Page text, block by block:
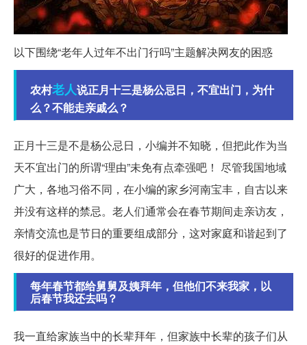
以下围绕“老年人过年不出门行吗”主题解决网友的困惑
农村老人说正月十三是杨公忌日，不宜出门，为什
么？不能走亲戚么？
正月十三是不是杨公忌日，小编并不知晓，但把此作为当
天不宜出门的所谓“理由”未免有点牵强吧！ 尽管我国地域
广大，各地习俗不同，在小编的家乡河南宝丰，自古以来
并没有这样的禁忌。老人们通常会在春节期间走亲访友，
亲情交流也是节日的重要组成部分，这对家庭和谐起到了
很好的促进作用。
每年春节都给舅舅及姨拜年，但他们不来我家，以
后春节我还去吗？
我一直给家族当中的长辈拜年，但家族中长辈的孩子们从